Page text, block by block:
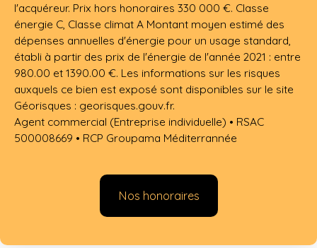
l'acquéreur. Prix hors honoraires 330 000 €. Classe
énergie C, Classe climat A Montant moyen estimé des
dépenses annuelles d'énergie pour un usage standard,
établi à partir des prix de l'énergie de l'année 2021 : entre
980.00 et 1390.00 €. Les informations sur les risques
auxquels ce bien est exposé sont disponibles sur le site
Géorisques : georisques.gouv.fr.
Agent commercial (Entreprise individuelle) • RSAC
500008669 • RCP Groupama Méditerrannée
Nos honoraires